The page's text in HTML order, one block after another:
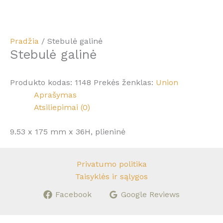
Pradžia / Stebulė galinė
Stebulė galinė
Produkto kodas: 1148 Prekės ženklas: Union
Aprašymas
Atsiliepimai (0)
9.53 x 175 mm x 36H, plieninė
Privatumo politika
Taisyklės ir sąlygos
Facebook
Google Reviews